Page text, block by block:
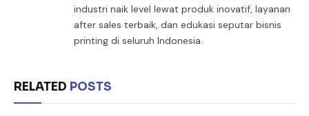
industri naik level lewat produk inovatif, layanan
after sales terbaik, dan edukasi seputar bisnis
printing di seluruh Indonesia.
RELATED POSTS